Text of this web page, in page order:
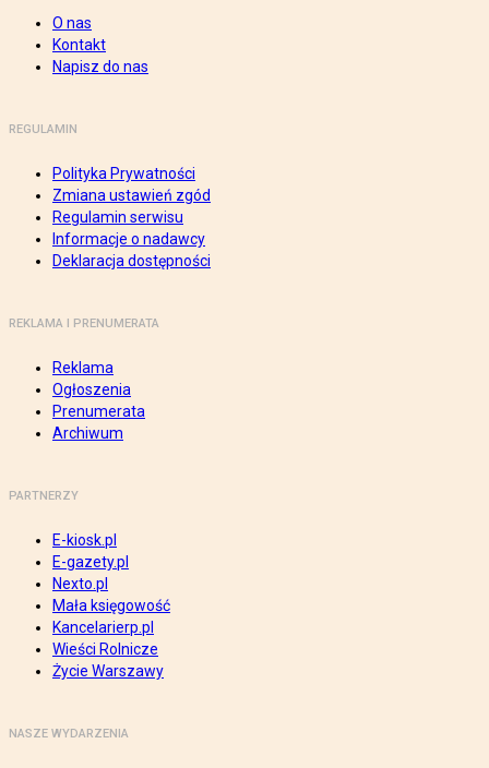
O nas
Kontakt
Napisz do nas
REGULAMIN
Polityka Prywatności
Zmiana ustawień zgód
Regulamin serwisu
Informacje o nadawcy
Deklaracja dostępności
REKLAMA I PRENUMERATA
Reklama
Ogłoszenia
Prenumerata
Archiwum
PARTNERZY
E-kiosk.pl
E-gazety.pl
Nexto.pl
Mała księgowość
Kancelarierp.pl
Wieści Rolnicze
Życie Warszawy
NASZE WYDARZENIA